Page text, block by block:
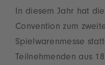
In diesem Jahr hat
Convention zum
Spielwarenmesse
Teilnehmenden aus